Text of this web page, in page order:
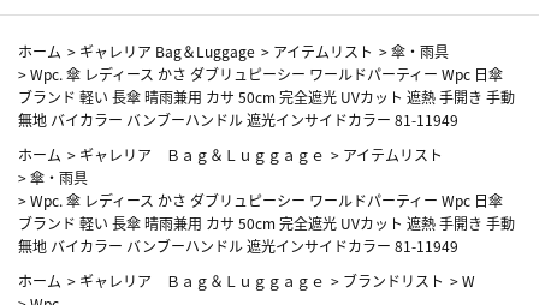
ホーム > ギャレリア Bag＆Luggage > アイテムリスト >傘・雨具
>Wpc. 傘 レディース かさ ダブリュピーシー ワールドパーティー Wpc 日傘
ブランド 軽い 長傘 晴雨兼用 カサ 50cm 完全遮光 UVカット 遮熱 手開き 手動
無地 バイカラー バンブーハンドル 遮光インサイドカラー 81-11949
ホーム > ギャレリア Ｂａｇ＆Ｌｕｇｇａｇｅ > アイテムリスト
>傘・雨具
>Wpc. 傘 レディース かさ ダブリュピーシー ワールドパーティー Wpc 日傘
ブランド 軽い 長傘 晴雨兼用 カサ 50cm 完全遮光 UVカット 遮熱 手開き 手動
無地 バイカラー バンブーハンドル 遮光インサイドカラー 81-11949
ホーム > ギャレリア Ｂａｇ＆Ｌｕｇｇａｇｅ > ブランドリスト >W